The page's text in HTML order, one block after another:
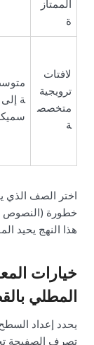
الممتاز
ة
لافتات
ترويجية
متخصص
ة
ة إلى
اختر الصف الذي
خطورة (النصوص
هذا النهج يحيد
خيارات
المطلي
يحدد إعداد
تصرف الصفيحة